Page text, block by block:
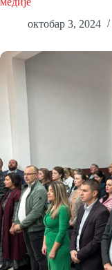
октобар 3, 2024